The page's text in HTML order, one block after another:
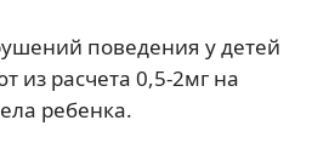
поведения у детей
из расчета 0,5-2мг на
ребенка.